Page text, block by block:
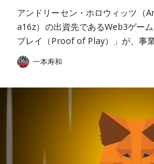
アンドリーセン・ホロウィッツ（
a16z）の出資先であるWeb3ゲー
プレイ（Proof of Play）」が、事
一本寿和